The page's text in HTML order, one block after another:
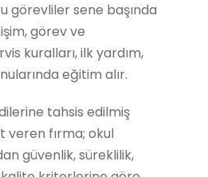
görevliler sene başında
görev ve
kuralları, ilk yardım,
eğitim alır.
tahsis edilmiş
veren fırma; okul
güvenlik, süreklilik,